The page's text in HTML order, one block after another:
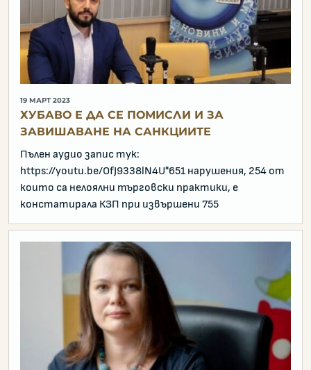
19 МАРТ 2023
ХУБАВО Е ДА СЕ ПОМИСЛИ И ЗА
ЗАВИШАВАНЕ НА САНКЦИИТЕ
Пълен аудио запис тук:
https://youtu.be/OfJ9338lN4U"651 нарушения, 254 от
които са нелоялни търговски практики, е
констатирала КЗП при извършени 755